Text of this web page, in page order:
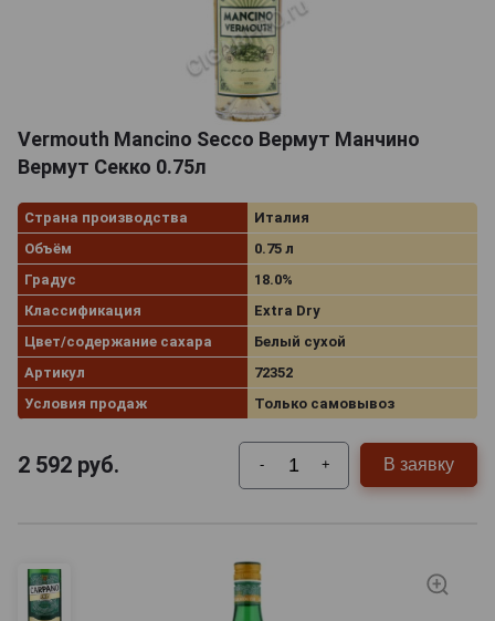
Vermouth Mancino Secco Вермут Манчино
Вермут Секко 0.75л
Страна производства
Италия
Объём
0.75 л
Градус
18.0%
Классификация
Extra Dry
Цвет/содержание сахара
Белый сухой
Артикул
72352
Условия продаж
Только самовывоз
2 592 руб. - + В заявку